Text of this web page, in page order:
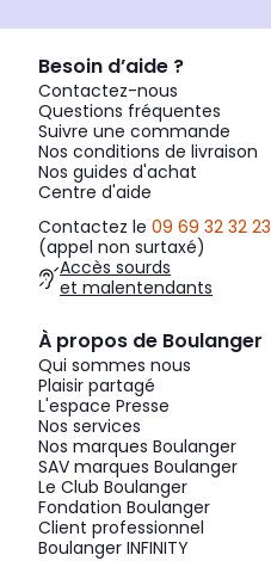
Besoin d’aide ?
Contactez-nous
Questions fréquentes
Suivre une commande
Nos conditions de livraison
Nos guides d'achat
Centre d'aide
Contactez le 09 69 32 32 23
(appel non surtaxé)
Accès sourds
et malentendants
À propos de Boulanger
Qui sommes nous
Plaisir partagé
L'espace Presse
Nos services
Nos marques Boulanger
SAV marques Boulanger
Le Club Boulanger
Fondation Boulanger
Client professionnel
Boulanger INFINITY